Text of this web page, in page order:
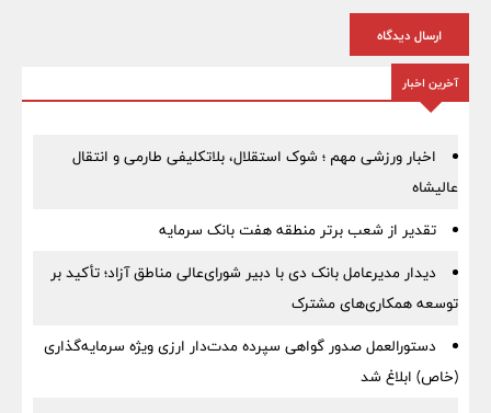
ارسال دیدگاه
آخرین اخبار
اخبار ورزشی مهم ؛ شوک استقلال، بلاتکلیفی طارمی و انتقال
عالیشاه
تقدیر از شعب برتر منطقه هفت بانک سرمایه
دیدار مدیرعامل بانک دی با دبیر شورای‌عالی مناطق آزاد؛ تأکید بر
توسعه همکاری‌های مشترک
دستورالعمل صدور گواهی سپرده مدت‌دار ارزی ویژه سرمایه‌گذاری
(خاص) ابلاغ شد